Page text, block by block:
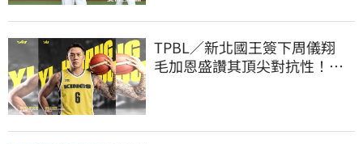
TPBL／新北國王簽下周儀翔
毛加恩盛讚其頂尖對抗性！盼